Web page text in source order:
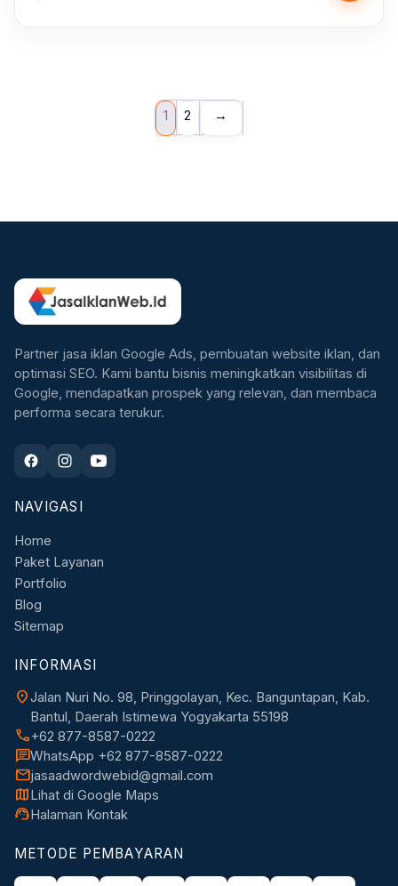
1 2 →
Partner jasa iklan Google Ads, pembuatan website iklan, dan
optimasi SEO. Kami bantu bisnis meningkatkan visibilitas di
Google, mendapatkan prospek yang relevan, dan membaca
performa secara terukur.
NAVIGASI
Home
Paket Layanan
Portfolio
Blog
Sitemap
INFORMASI
location_onJalan Nuri No. 98, Pringgolayan, Kec. Banguntapan, Kab.
Bantul, Daerah Istimewa Yogyakarta 55198
call+62 877-8587-0222
chatWhatsApp +62 877-8587-0222
mailjasaadwordwebid@gmail.com
mapLihat di Google Maps
support_agentHalaman Kontak
METODE PEMBAYARAN